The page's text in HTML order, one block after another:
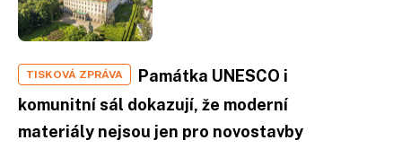
TISKOVÁ ZPRÁVA
Památka UNESCO i
komunitní sál dokazují, že moderní
materiály nejsou jen pro novostavby